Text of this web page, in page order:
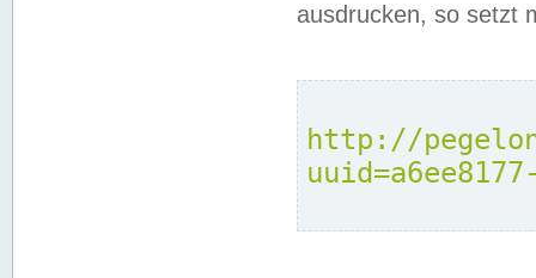
ausdrucken, so setzt
http://